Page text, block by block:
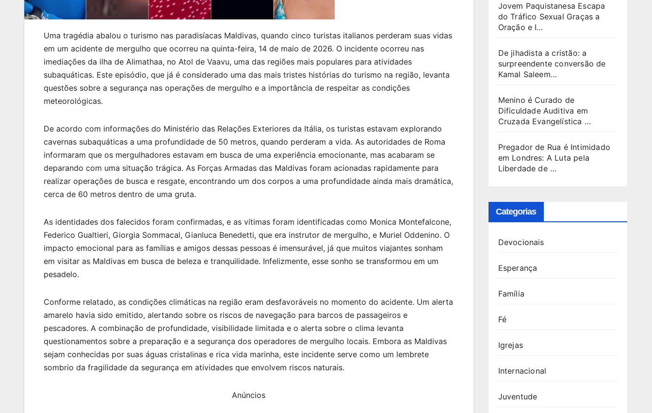
Uma tragédia abalou o turismo nas paradisíacas Maldivas, quando cinco turistas italianos perderam suas vidas
em um acidente de mergulho que ocorreu na quinta-feira, 14 de maio de 2026. O incidente ocorreu nas
imediações da ilha de Alimathaa, no Atol de Vaavu, uma das regiões mais populares para atividades
subaquáticas. Este episódio, que já é considerado uma das mais tristes histórias do turismo na região, levanta
questões sobre a segurança nas operações de mergulho e a importância de respeitar as condições
meteorológicas.
De acordo com informações do Ministério das Relações Exteriores da Itália, os turistas estavam explorando
cavernas subaquáticas a uma profundidade de 50 metros, quando perderam a vida. As autoridades de Roma
informaram que os mergulhadores estavam em busca de uma experiência emocionante, mas acabaram se
deparando com uma situação trágica. As Forças Armadas das Maldivas foram acionadas rapidamente para
realizar operações de busca e resgate, encontrando um dos corpos a uma profundidade ainda mais dramática,
cerca de 60 metros dentro de uma gruta.
As identidades dos falecidos foram confirmadas, e as vítimas foram identificadas como Monica Montefalcone,
Federico Gualtieri, Giorgia Sommacal, Gianluca Benedetti, que era instrutor de mergulho, e Muriel Oddenino. O
impacto emocional para as famílias e amigos dessas pessoas é imensurável, já que muitos viajantes sonham
em visitar as Maldivas em busca de beleza e tranquilidade. Infelizmente, esse sonho se transformou em um
pesadelo.
Conforme relatado, as condições climáticas na região eram desfavoráveis no momento do acidente. Um alerta
amarelo havia sido emitido, alertando sobre os riscos de navegação para barcos de passageiros e
pescadores. A combinação de profundidade, visibilidade limitada e o alerta sobre o clima levanta
questionamentos sobre a preparação e a segurança dos operadores de mergulho locais. Embora as Maldivas
sejam conhecidas por suas águas cristalinas e rica vida marinha, este incidente serve como um lembrete
sombrio da fragilidade da segurança em atividades que envolvem riscos naturais.
Anúncios
Jovem Paquistanesa Escapa
do Tráfico Sexual Graças a
Oração e I…
De jihadista a cristão: a
surpreendente conversão de
Kamal Saleem…
Menino é Curado de
Dificuldade Auditiva em
Cruzada Evangelística …
Pregador de Rua é Intimidado
em Londres: A Luta pela
Liberdade de …
Categorias
Devocionais
Esperança
Família
Fé
Igrejas
Internacional
Juventude